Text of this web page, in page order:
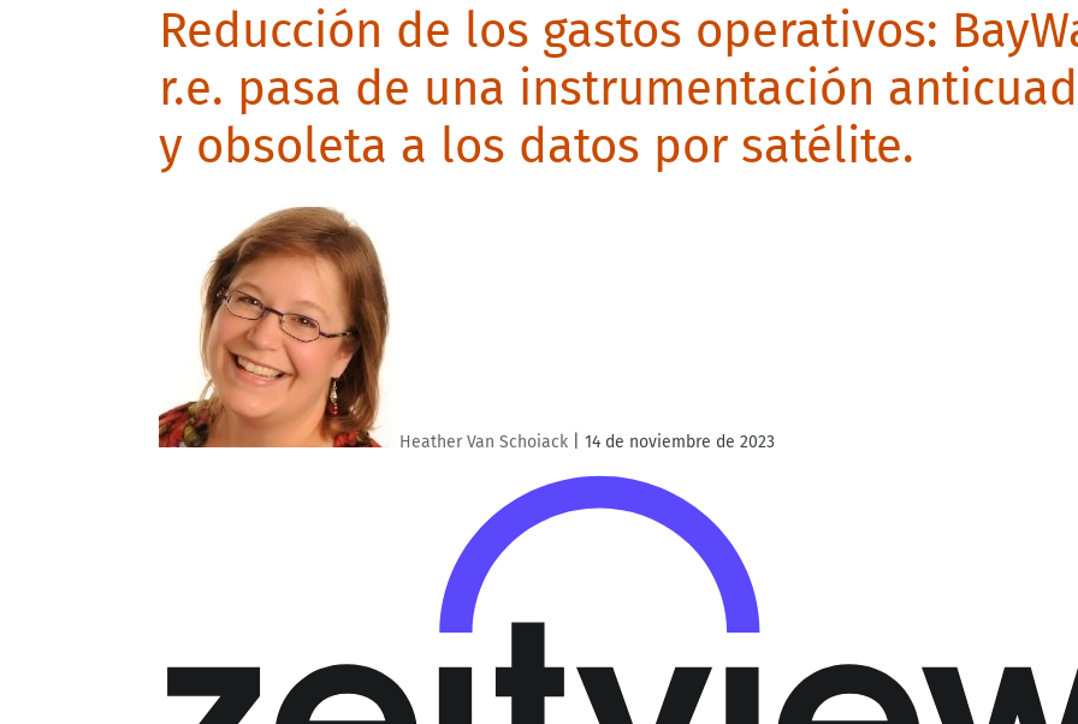
Reducción de los gastos operativos:
r.e. pasa de una instrumentación
y obsoleta a los datos por satélite.
Heather Van Schoiack 14 de noviembre de 2023